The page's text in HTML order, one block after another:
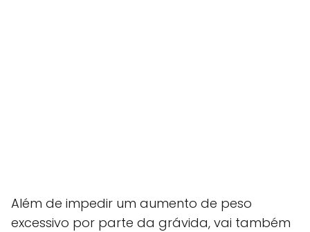
Além de impedir um aumento de peso
excessivo por parte da grávida, vai também